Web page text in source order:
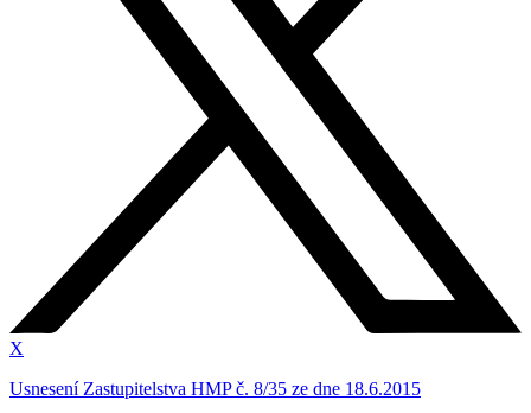
X
Usnesení Zastupitelstva HMP č. 8/35 ze dne 18.6.2015